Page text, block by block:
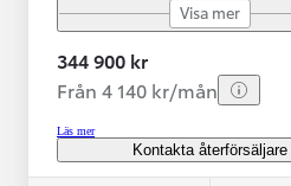
Visa mer
344 900 kr
Från 4 140 kr/mån
Läs mer
Kontakta återförsäljare